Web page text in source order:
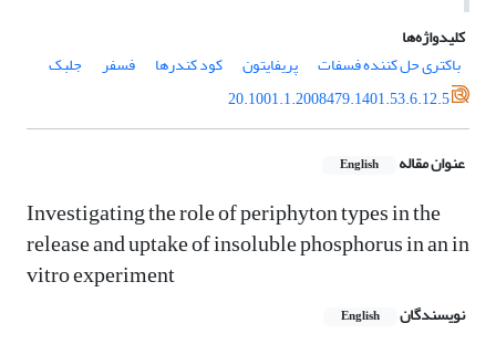
کلیدواژه‌ها
باکتری حل کننده فسفات
پریفایتون کود کندرها فسفر
جلبک
20.1001.1.2008479.1401.53.6.12.5
عنوان مقاله English
Investigating the role of periphyton types in the
release and uptake of insoluble phosphorus in an in
vitro experiment
نویسندگان English